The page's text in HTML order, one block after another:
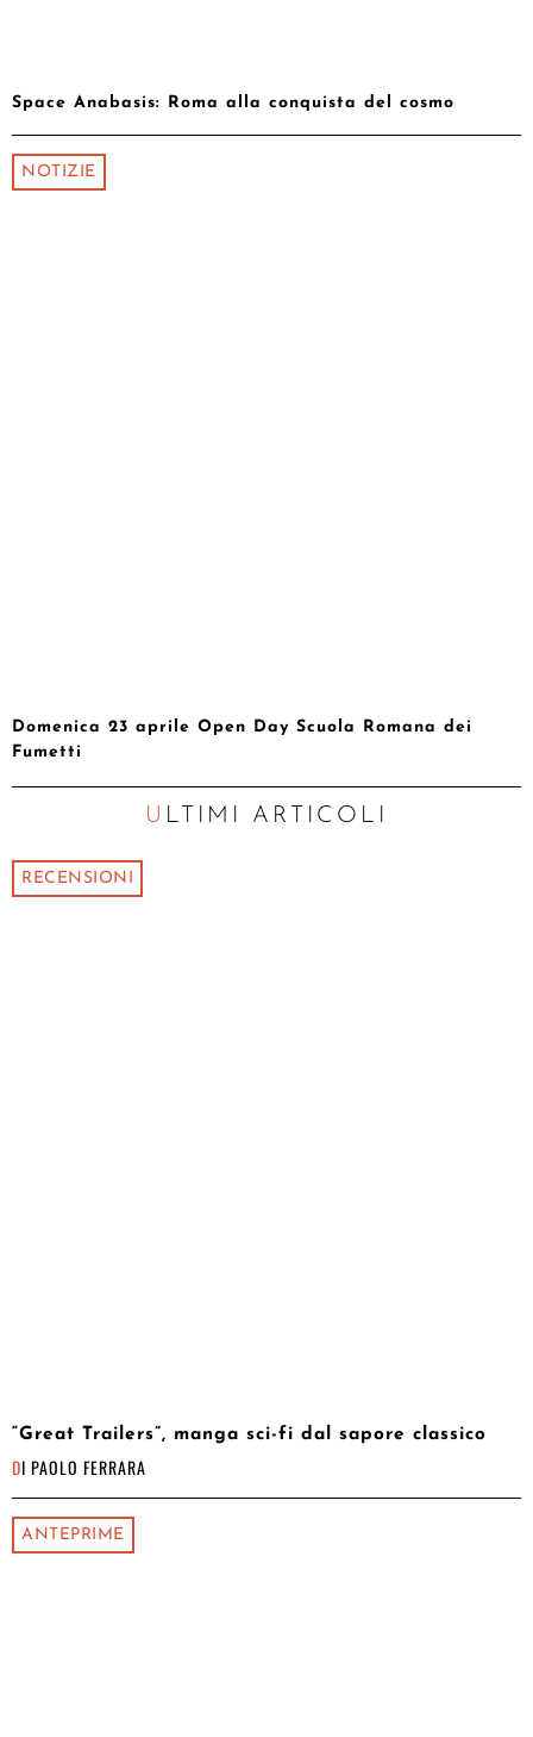
Space Anabasis: Roma alla conquista del cosmo
NOTIZIE
Domenica 23 aprile Open Day Scuola Romana dei
Fumetti
ULTIMI ARTICOLI
RECENSIONI
“Great Trailers”, manga sci-fi dal sapore classico
DI PAOLO FERRARA
ANTEPRIME